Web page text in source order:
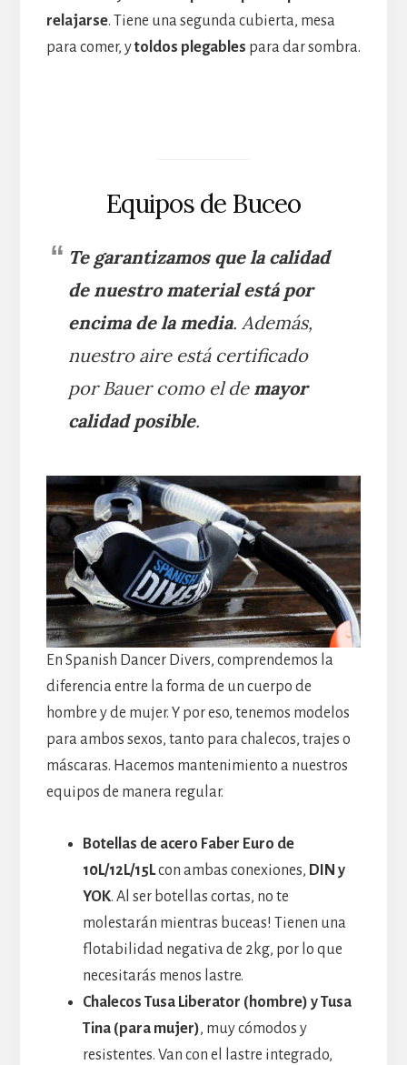
relajarse. Tiene una segunda cubierta, mesa
para comer, ytoldos plegables para dar sombra.
Equipos de Buceo
Te garantizamos que la calidad
de nuestro material está por
encima de la media. Además,
nuestro aire está certificado
por Bauer como el de mayor
calidad posible.
En Spanish Dancer Divers, comprendemos la
diferencia entre la forma de un cuerpo de
hombre y de mujer. Y por eso, tenemos modelos
para ambos sexos, tanto para chalecos, trajes o
máscaras. Hacemos mantenimiento a nuestros
equipos de manera regular.
Botellas de acero Faber Euro de
10L/12L/15Lcon ambas conexiones, DIN y
YOK. Al ser botellas cortas, no te
molestarán mientras buceas! Tienen una
flotabilidad negativa de 2kg, por lo que
necesitarás menos lastre.
Chalecos Tusa Liberator (hombre) y Tusa
Tina (para mujer), muy cómodos y
resistentes. Van con el lastre integrado,